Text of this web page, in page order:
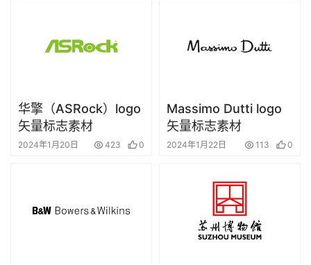
华擎（ASRock）logo
矢量标志素材
2024年1月20日 423 0
Massimo Dutti logo
矢量标志素材
2024年1月22日 113 0